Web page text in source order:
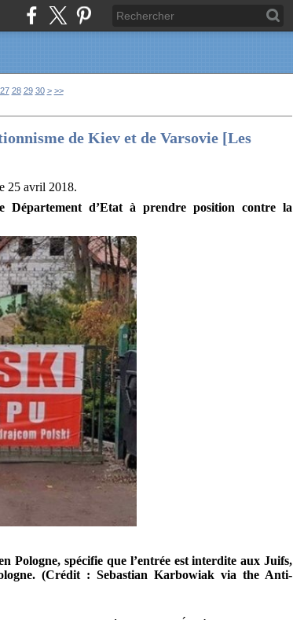
27 28 29 30 40
50
60
> >>
de Kiev et de Varsovie [Les
25 avril 2018.
Département d’Etat à prendre position contre la
Pologne, spécifie que l’entrée est interdite aux Juifs,
(Crédit : Sebastian Karbowiak via the Anti-